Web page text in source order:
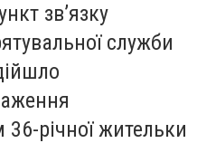
зв’язку
служби
річної жительки